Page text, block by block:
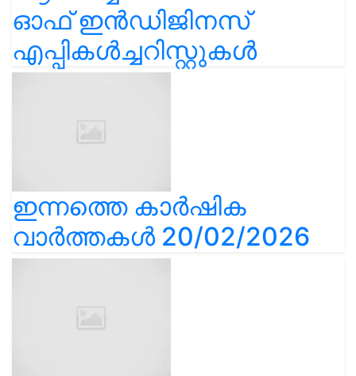
ഓഫ് ഇൻഡിജിനസ്
എപ്പികൾച്ചറിസ്റ്റുകൾ
ഇന്നത്തെ കാർഷിക
വാർത്തകൾ 20/02/2026